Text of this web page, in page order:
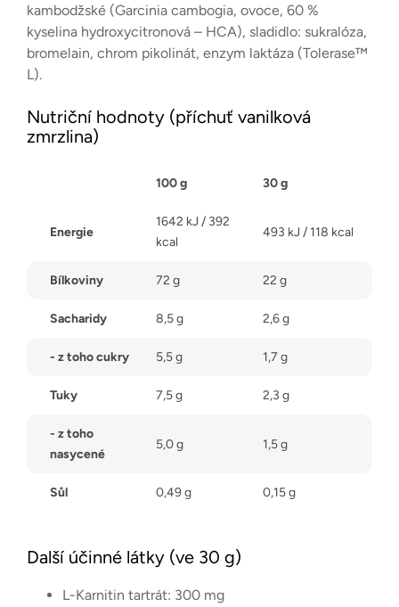
kambodžské (Garcinia cambogia, ovoce, 60 %
kyselina hydroxycitronová – HCA), sladidlo: sukralóza,
bromelain, chrom pikolinát, enzym laktáza (Tolerase™
L).
Nutriční hodnoty (příchuť vanilková
zmrzlina)
100 g 30 g
Energie
1642 kJ / 392
kcal
493 kJ / 118 kcal
Bílkoviny 72 g 22 g
Sacharidy 8,5 g 2,6 g
- z toho cukry 5,5 g 1,7 g
Tuky 7,5 g 2,3 g
- z toho
nasycené
5,0 g 1,5 g
Sůl 0,49 g 0,15 g
Další účinné látky (ve 30 g)
L-Karnitin tartrát: 300 mg